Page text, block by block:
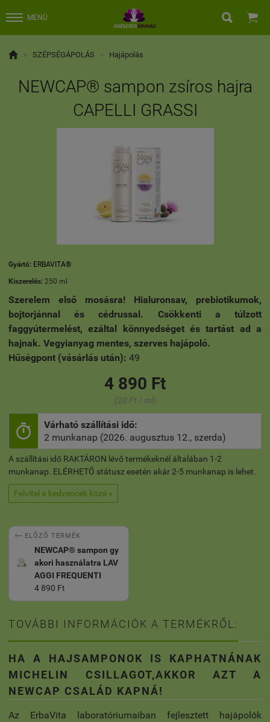
MENÜ  
 » SZÉPSÉGÁPOLÁS » Hajápolás
NEWCAP® sampon zsíros hajra
CAPELLI GRASSI
Gyártó: ERBAVITA®
Kiszerelés: 250 ml
Szerelem első mosásra! Hialuronsav, prebiotikumok,
bojtorjánnal és cédrussal. Csökkenti a túlzott
faggyútermelést, ezáltal könnyedséget és tartást ad a
hajnak. Vegyianyag mentes, szerves hajápoló.
Hűségpont (vásárlás után): 49
4 890 Ft
(20 Ft / ml)

Várható szállítási idő:
2 munkanap (2026. augusztus 12., szerda)
A szállítási idő RAKTÁRON lévő termékeknél általában 1-2
munkanap. ELÉRHETŐ státusz esetén akár 2-5 munkanap is lehet.
Felvitel a kedvencek közé »
 ELŐZŐ TERMÉK
NEWCAP® sampon gy
akori használatra LAV
AGGI FREQUENTI
4 890 Ft
TOVÁBBI INFORMÁCIÓK A TERMÉKRŐL:
HA A HAJSAMPONOK IS KAPHATNÁNAK
MICHELIN CSILLAGOT,AKKOR AZT A
NEWCAP CSALÁD KAPNÁ!
Az ErbaVita laboratóriumaiban fejlesztett hajápolók